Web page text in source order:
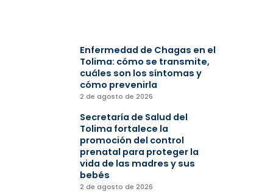
Enfermedad de Chagas en el
Tolima: cómo se transmite,
cuáles son los síntomas y
cómo prevenirla
2 de agosto de 2026
Secretaría de Salud del
Tolima fortalece la
promoción del control
prenatal para proteger la
vida de las madres y sus
bebés
2 de agosto de 2026